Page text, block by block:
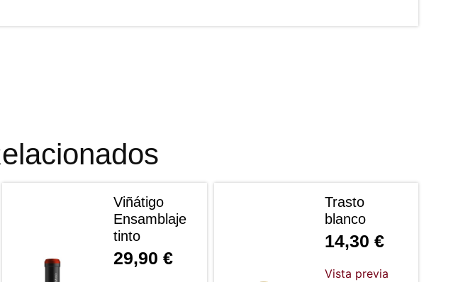
Viñátigo
Ensamblaje
tinto
29,90 €
Trasto
blanco
14,30€
Vista previa